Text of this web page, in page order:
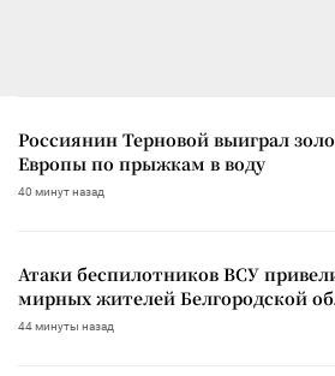
Россиянин Терновой выиграл
Европы по прыжкам в воду
40 минут назад
Атаки беспилотников ВСУ
мирных жителей Белгородской
44 минуты назад